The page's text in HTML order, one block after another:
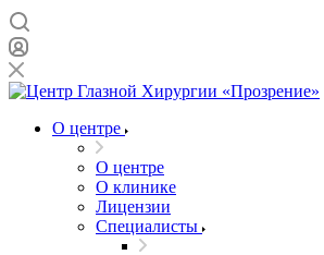
О центре
О центре
О клинике
Лицензии
Специалисты